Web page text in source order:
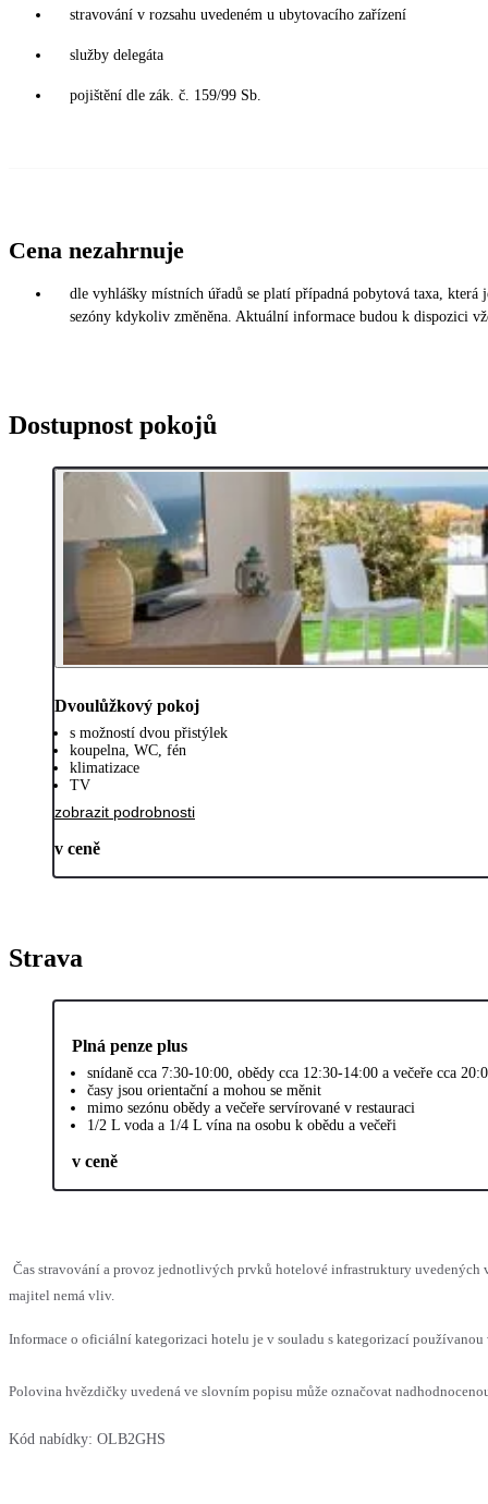
stravování v rozsahu uvedeném u ubytovacího zařízení
služby delegáta
pojištění dle zák. č. 159/99 Sb.
Cena nezahrnuje
dle vyhlášky místních úřadů se platí případná pobytová taxa,
sezóny kdykoliv změněna. Aktuální informace budou k dispozici
Dostupnost pokojů
Dvoulůžkový pokoj
s možností dvou přistýlek
koupelna, WC, fén
klimatizace
TV
zobrazit podrobnosti
v ceně
Strava
Plná penze plus
snídaně cca 7:30-10:00, obědy cca 12:30-14:00 a večeře cca
časy jsou orientační a mohou se měnit
mimo sezónu obědy a večeře servírované v restauraci
1/2 L voda a 1/4 L vína na osobu k obědu a večeři
v ceně
Čas stravování a provoz jednotlivých prvků hotelové infrastruktury uvedených
majitel nemá vliv.
Informace o oficiální kategorizaci hotelu je v souladu s kategorizací
Polovina hvězdičky uvedená ve slovním popisu může označovat
Kód nabídky: OLB2GHS